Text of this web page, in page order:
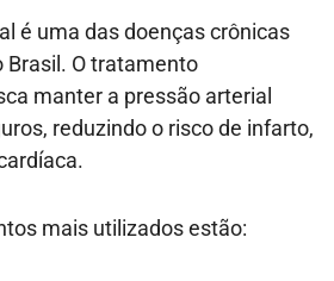
é uma das doenças crônicas
Brasil. O tratamento
manter a pressão arterial
reduzindo o risco de infarto,
mais utilizados estão: